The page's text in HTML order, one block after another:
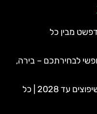
מבין כל
לבחירתכם – בירה,
ספא גלרט בבודפשט – נסגר לשיפוצים עד 2028 | כל